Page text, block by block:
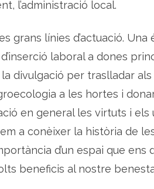
d
o
s
l’administració local.
grans línies d’actuació.
laboral a dones
la divulgació per traslladar
a les hortes i
en general les virtuts i els
a conèixer la història de
d’un espai que ens
beneficis al nostre